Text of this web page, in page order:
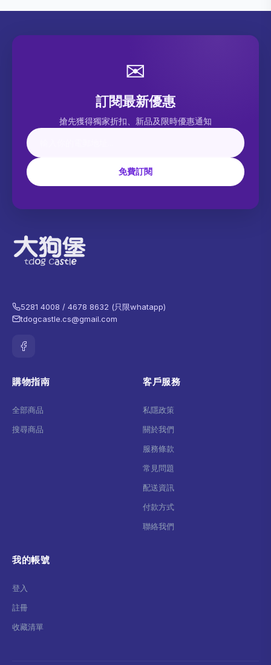
✉
訂閱最新優惠
搶先獲得獨家折扣、新品及限時優惠通知
免費訂閱
5281 4008 / 4678 8632 (只限whatapp)
tdogcastle.cs@gmail.com
購物指南
全部商品
搜尋商品
客戶服務
私隱政策
關於我們
服務條款
常見問題
配送資訊
付款方式
聯絡我們
我的帳號
登入
註冊
收藏清單